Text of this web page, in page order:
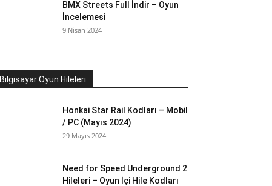
BMX Streets Full İndir – Oyun
İncelemesi
9 Nisan 2024
Bilgisayar Oyun Hileleri
Honkai Star Rail Kodları – Mobil
/ PC (Mayıs 2024)
29 Mayıs 2024
Need for Speed Underground 2
Hileleri – Oyun İçi Hile Kodları